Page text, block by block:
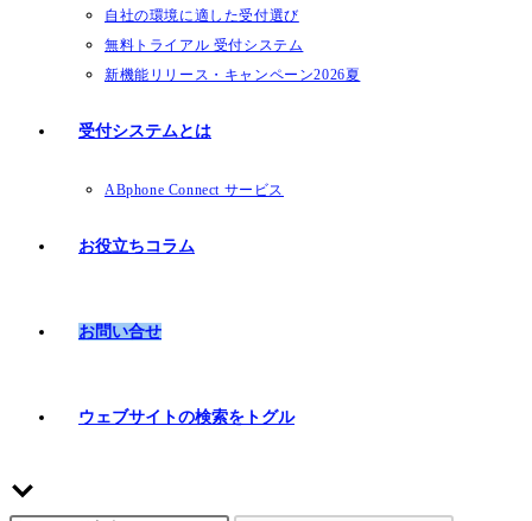
自社の環境に適した受付選び
無料トライアル 受付システム
新機能リリース・キャンペーン2026夏
受付システムとは
ABphone Connect サービス
お役立ちコラム
お問い合せ
ウェブサイトの検索をトグル